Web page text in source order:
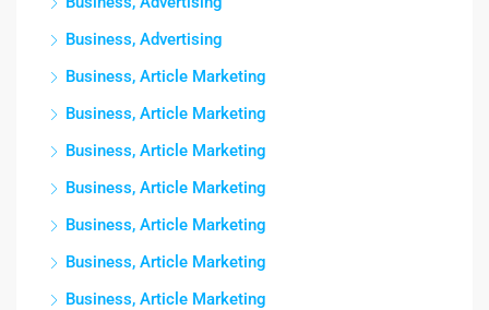
Business, Advertising
Business, Article Marketing
Business, Article Marketing
Business, Article Marketing
Business, Article Marketing
Business, Article Marketing
Business, Article Marketing
Business, Article Marketing